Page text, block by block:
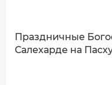
Праздничные
Салехарде на